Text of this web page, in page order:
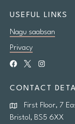
USEFUL LINKS
Nagu saabsan
Privacy
CONTACT
First Floor, 7
Bristol, BS5 6XX